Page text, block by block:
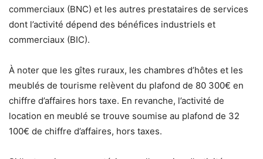
commerciaux (BNC) et les autres prestataires de services
dont l’activité dépend des bénéfices industriels et
commerciaux (BIC).
À noter que les gîtes ruraux, les chambres d’hôtes et les
meublés de tourisme relèvent du plafond de 80 300€ en
chiffre d’affaires hors taxe. En revanche, l’activité de
location en meublé se trouve soumise au plafond de 32
100€ de chiffre d’affaires, hors taxes.